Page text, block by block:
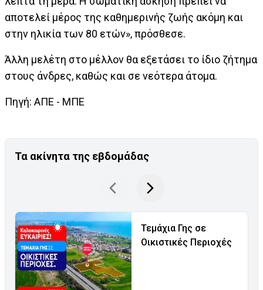
αποτελεί μέρος της καθημερινής ζωής ακόμη και
στην ηλικία των 80 ετών», πρόσθεσε.
Άλλη μελέτη στο μέλλον θα εξετάσει το ίδιο ζήτημα
στους άνδρες, καθώς και σε νεότερα άτομα.
Πηγή: ΑΠΕ - ΜΠΕ
Τα ακίνητα της εβδομάδας
Τεμάχια Γης σε
Οικιστικές Περιοχές